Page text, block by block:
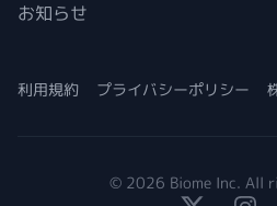
お知らせ
利用規約 プライバシーポリシー
© 2026 Biome Inc. All